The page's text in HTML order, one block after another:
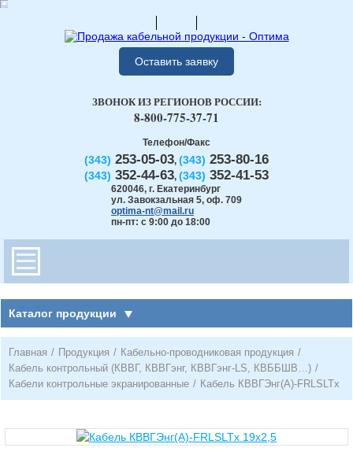
Оставить заявку
Телефон/Факс
(343) 253-05-03, (343) 253-80-16
(343) 352-44-63, (343) 352-41-53
620046, г. Екатеринбург
ул. Завокзальная 5, оф. 709
optima-nt@mail.ru
пн-пт: с 9:00 до 18:00
ЗВОНОК ИЗ РЕГИОНОВ РОССИИ:
8-800-775-37-71
Каталог продукции
Главная / Продукция / Кабельно-проводниковая продукция /
Кабель контрольный (КВВГ, КВВГэнг, КВВГэнг-LS, КВББШВ…) /
Кабели контрольные экранированные / Кабель КВВГЭнг(А)-FRLSLTx